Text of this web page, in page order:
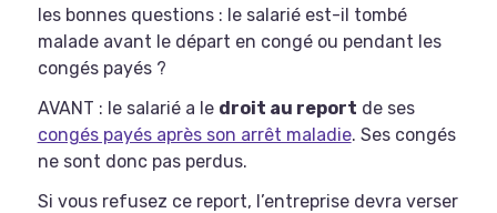
les bonnes questions : le salarié est-il tombé
malade avant le départ en congé ou pendant les
congés payés ?
AVANT : le salarié a le droit au report de ses
congés payés après son arrêt maladie. Ses congés
ne sont donc pas perdus.
Si vous refusez ce report, l’entreprise devra verser